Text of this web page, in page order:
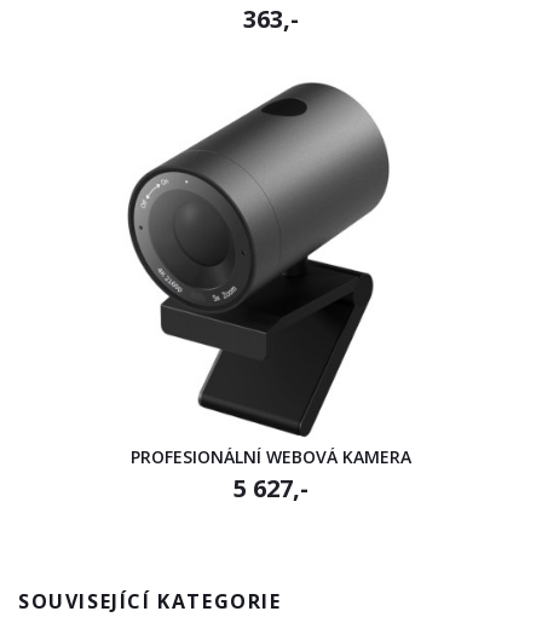
363,-
PROFESIONÁLNÍ WEBOVÁ KAMERA
5 627,-
SOUVISEJÍCÍ KATEGORIE